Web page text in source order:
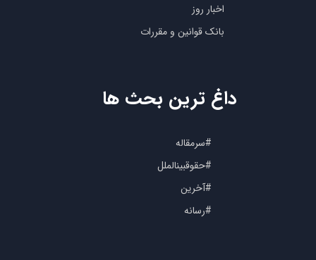
اخبار روز
بانک قوانین و مقررات
#سرمقاله
#حقوقبینالملل
#آخرین
#رسانه
داغ ترین بحث ها